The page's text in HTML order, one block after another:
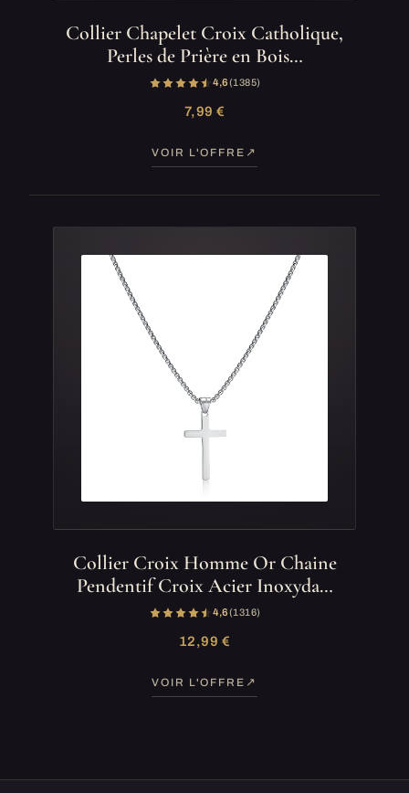
Collier Chapelet Croix Catholique,
Perles de Prière en Bois…
4,6(1 385)
7,99 €
VOIR L'OFFRE
Collier Croix Homme Or Chaine
Pendentif Croix Acier Inoxyda…
4,6(1 316)
12,99 €
VOIR L'OFFRE